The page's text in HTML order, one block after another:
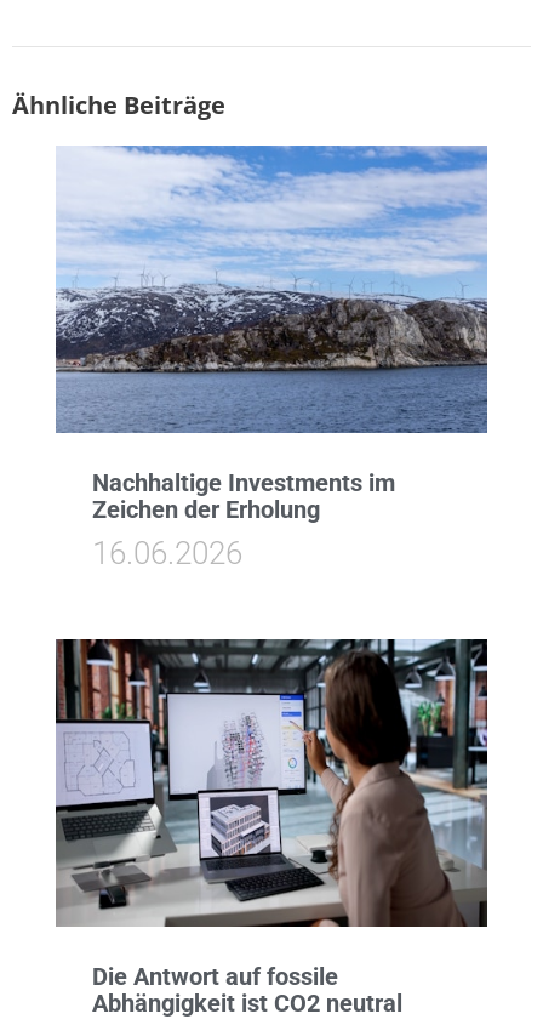
Ähnliche Beiträge
Nachhaltige Investments im
Zeichen der Erholung
16.06.2026
Die Antwort auf fossile
Abhängigkeit ist CO2 neutral